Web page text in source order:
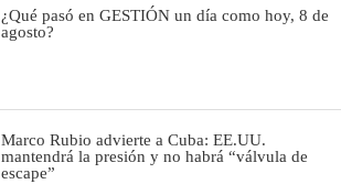
¿Qué pasó en GESTIÓN un día como hoy, 8 de
agosto?
Marco Rubio advierte a Cuba: EE.UU.
mantendrá la presión y no habrá “válvula de
escape”